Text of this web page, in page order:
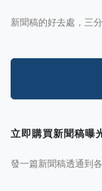
新聞稿的好去處，三
立即購買新聞稿曝
發一篇新聞稿透通到